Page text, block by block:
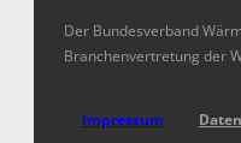
Der Bundesverband
Branchenvertretung der
Impressum